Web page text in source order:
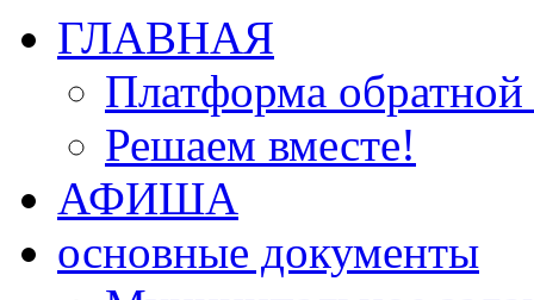
ГЛАВНАЯ
Платформа обратной
Решаем вместе!
АФИША
основные документы